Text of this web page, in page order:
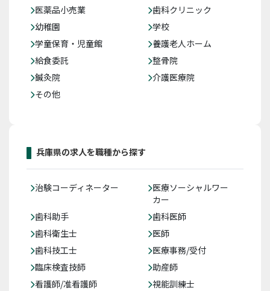
医薬品小売業
歯科クリニック
幼稚園
学校
学童保育・児童館
養護老人ホーム
給食委託
整骨院
鍼灸院
介護医療院
その他
兵庫県の求人を職種から探す
治験コーディネーター
医療ソーシャルワー
カー
歯科助手
歯科医師
歯科衛生士
医師
歯科技工士
医療事務/受付
臨床検査技師
助産師
看護師/准看護師
視能訓練士